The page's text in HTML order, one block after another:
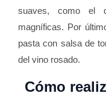
suaves, como el
magníficas. Por
pasta con salsa de
del vino rosado.
Cómo